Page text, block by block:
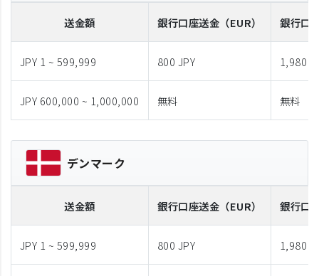
送金額 銀行口座送金 （EUR） 銀行口
JPY 1 ~ 599,999 800 JPY 1,980
JPY 600,000 ~ 1,000,000 無料 無料
デンマーク
送金額 銀行口座送金 （EUR） 銀行口
JPY 1 ~ 599,999 800 JPY 1,980